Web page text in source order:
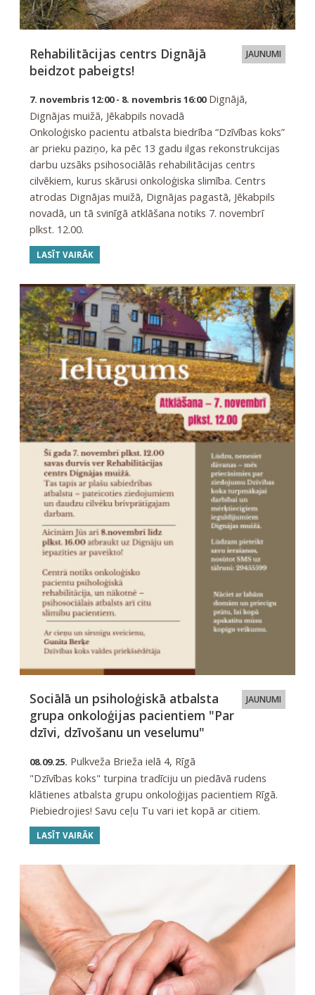
JAUNUMI
Rehabilitācijas centrs Dignājā
beidzot pabeigts!
7. novembris 12:00 - 8. novembris 16:00Dignājā,
Dignājas muižā, Jēkabpils novadā
Onkoloģisko pacientu atbalsta biedrība “Dzīvības koks”
ar prieku paziņo, ka pēc 13 gadu ilgas rekonstrukcijas
darbu uzsāks psihosociālās rehabilitācijas centrs
cilvēkiem, kurus skārusi onkoloģiska slimība. Centrs
atrodas Dignājas muižā, Dignājas pagastā, Jēkabpils
novadā, un tā svinīgā atklāšana notiks 7. novembrī
plkst. 12.00.
LASĪT VAIRĀK
JAUNUMI
Sociālā un psiholoģiskā atbalsta
grupa onkoloģijas pacientiem "Par
dzīvi, dzīvošanu un veselumu"
08.09.25. Pulkveža Brieža ielā 4, Rīgā
"Dzīvības koks" turpina tradīciju un piedāvā rudens
klātienes atbalsta grupu onkoloģijas pacientiem Rīgā.
Piebiedrojies! Savu ceļu Tu vari iet kopā ar citiem.
LASĪT VAIRĀK